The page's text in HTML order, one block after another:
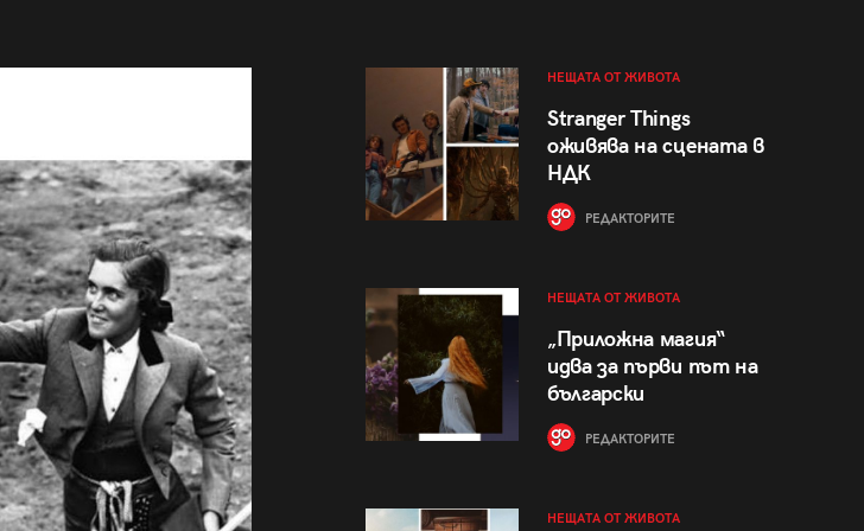
НЕЩАТА ОТ ЖИВОТА
Stranger Things
оживява на сцената в
НДК
РЕДАКТОРИТЕ
НЕЩАТА ОТ ЖИВОТА
„Приложна магия“
идва за първи път на
български
РЕДАКТОРИТЕ
НЕЩАТА ОТ ЖИВОТА